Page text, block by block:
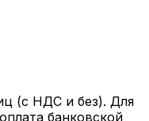
(с НДС и без). Для
банковской